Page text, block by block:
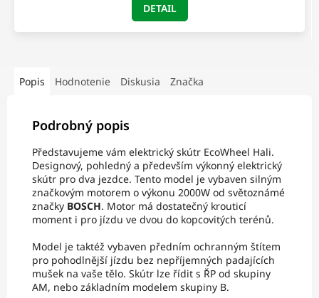
DETAIL
Popis Hodnotenie Diskusia Značka
Podrobný popis
Představujeme vám elektrický skútr EcoWheel Hali.
Designový, pohledný a především výkonný elektrický
skútr pro dva jezdce. Tento model je vybaven silným
značkovým motorem o výkonu 2000W od světoznámé
značky BOSCH. Motor má dostatečný krouticí
moment i pro jízdu ve dvou do kopcovitých terénů.
Model je taktéž vybaven předním ochranným štítem
pro pohodlnější jízdu bez nepříjemných padajících
mušek na vaše tělo. Skútr lze řídit s ŘP od skupiny
AM, nebo základním modelem skupiny B.